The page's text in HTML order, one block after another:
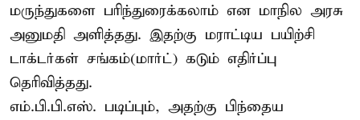
மருந்துகளை பரிந்துரைக்கலாம் என மாநில அரசு
அனுமதி அளித்தது. இதற்கு மராட்டிய பயிற்சி
டாக்டர்கள் சங்கம்(மார்ட்) கடும் எதிர்ப்பு
தெரிவித்தது.
எம்.பி.பி.எஸ். படிப்பும், அதற்கு பிந்தைய